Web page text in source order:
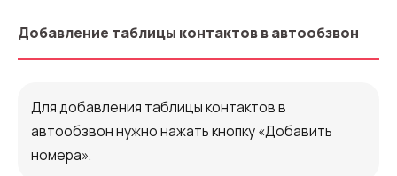
Автоматический телефонный опрос
Автоматический перезвон клиентам
Добавление таблицы контактов в автообзвон
Для добавления таблицы контактов в
автообзвон нужно нажать кнопку «Добавить
номера».